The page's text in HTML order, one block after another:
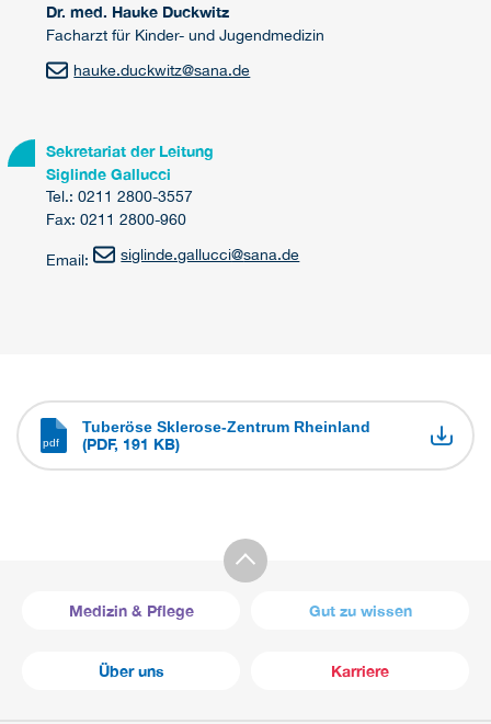
Dr. med. Hauke Duckwitz
Facharzt für Kinder- und Jugendmedizin
hauke.duckwitz@sana.de
Sekretariat der Leitung
Siglinde Gallucci
Tel.: 0211 2800-3557
Fax: 0211 2800-960
Email: siglinde.gallucci@sana.de
Tuberöse Sklerose-Zentrum Rheinland
(PDF, 191 KB)
Medizin & Pflege Gut zu wissen
Über uns Karriere